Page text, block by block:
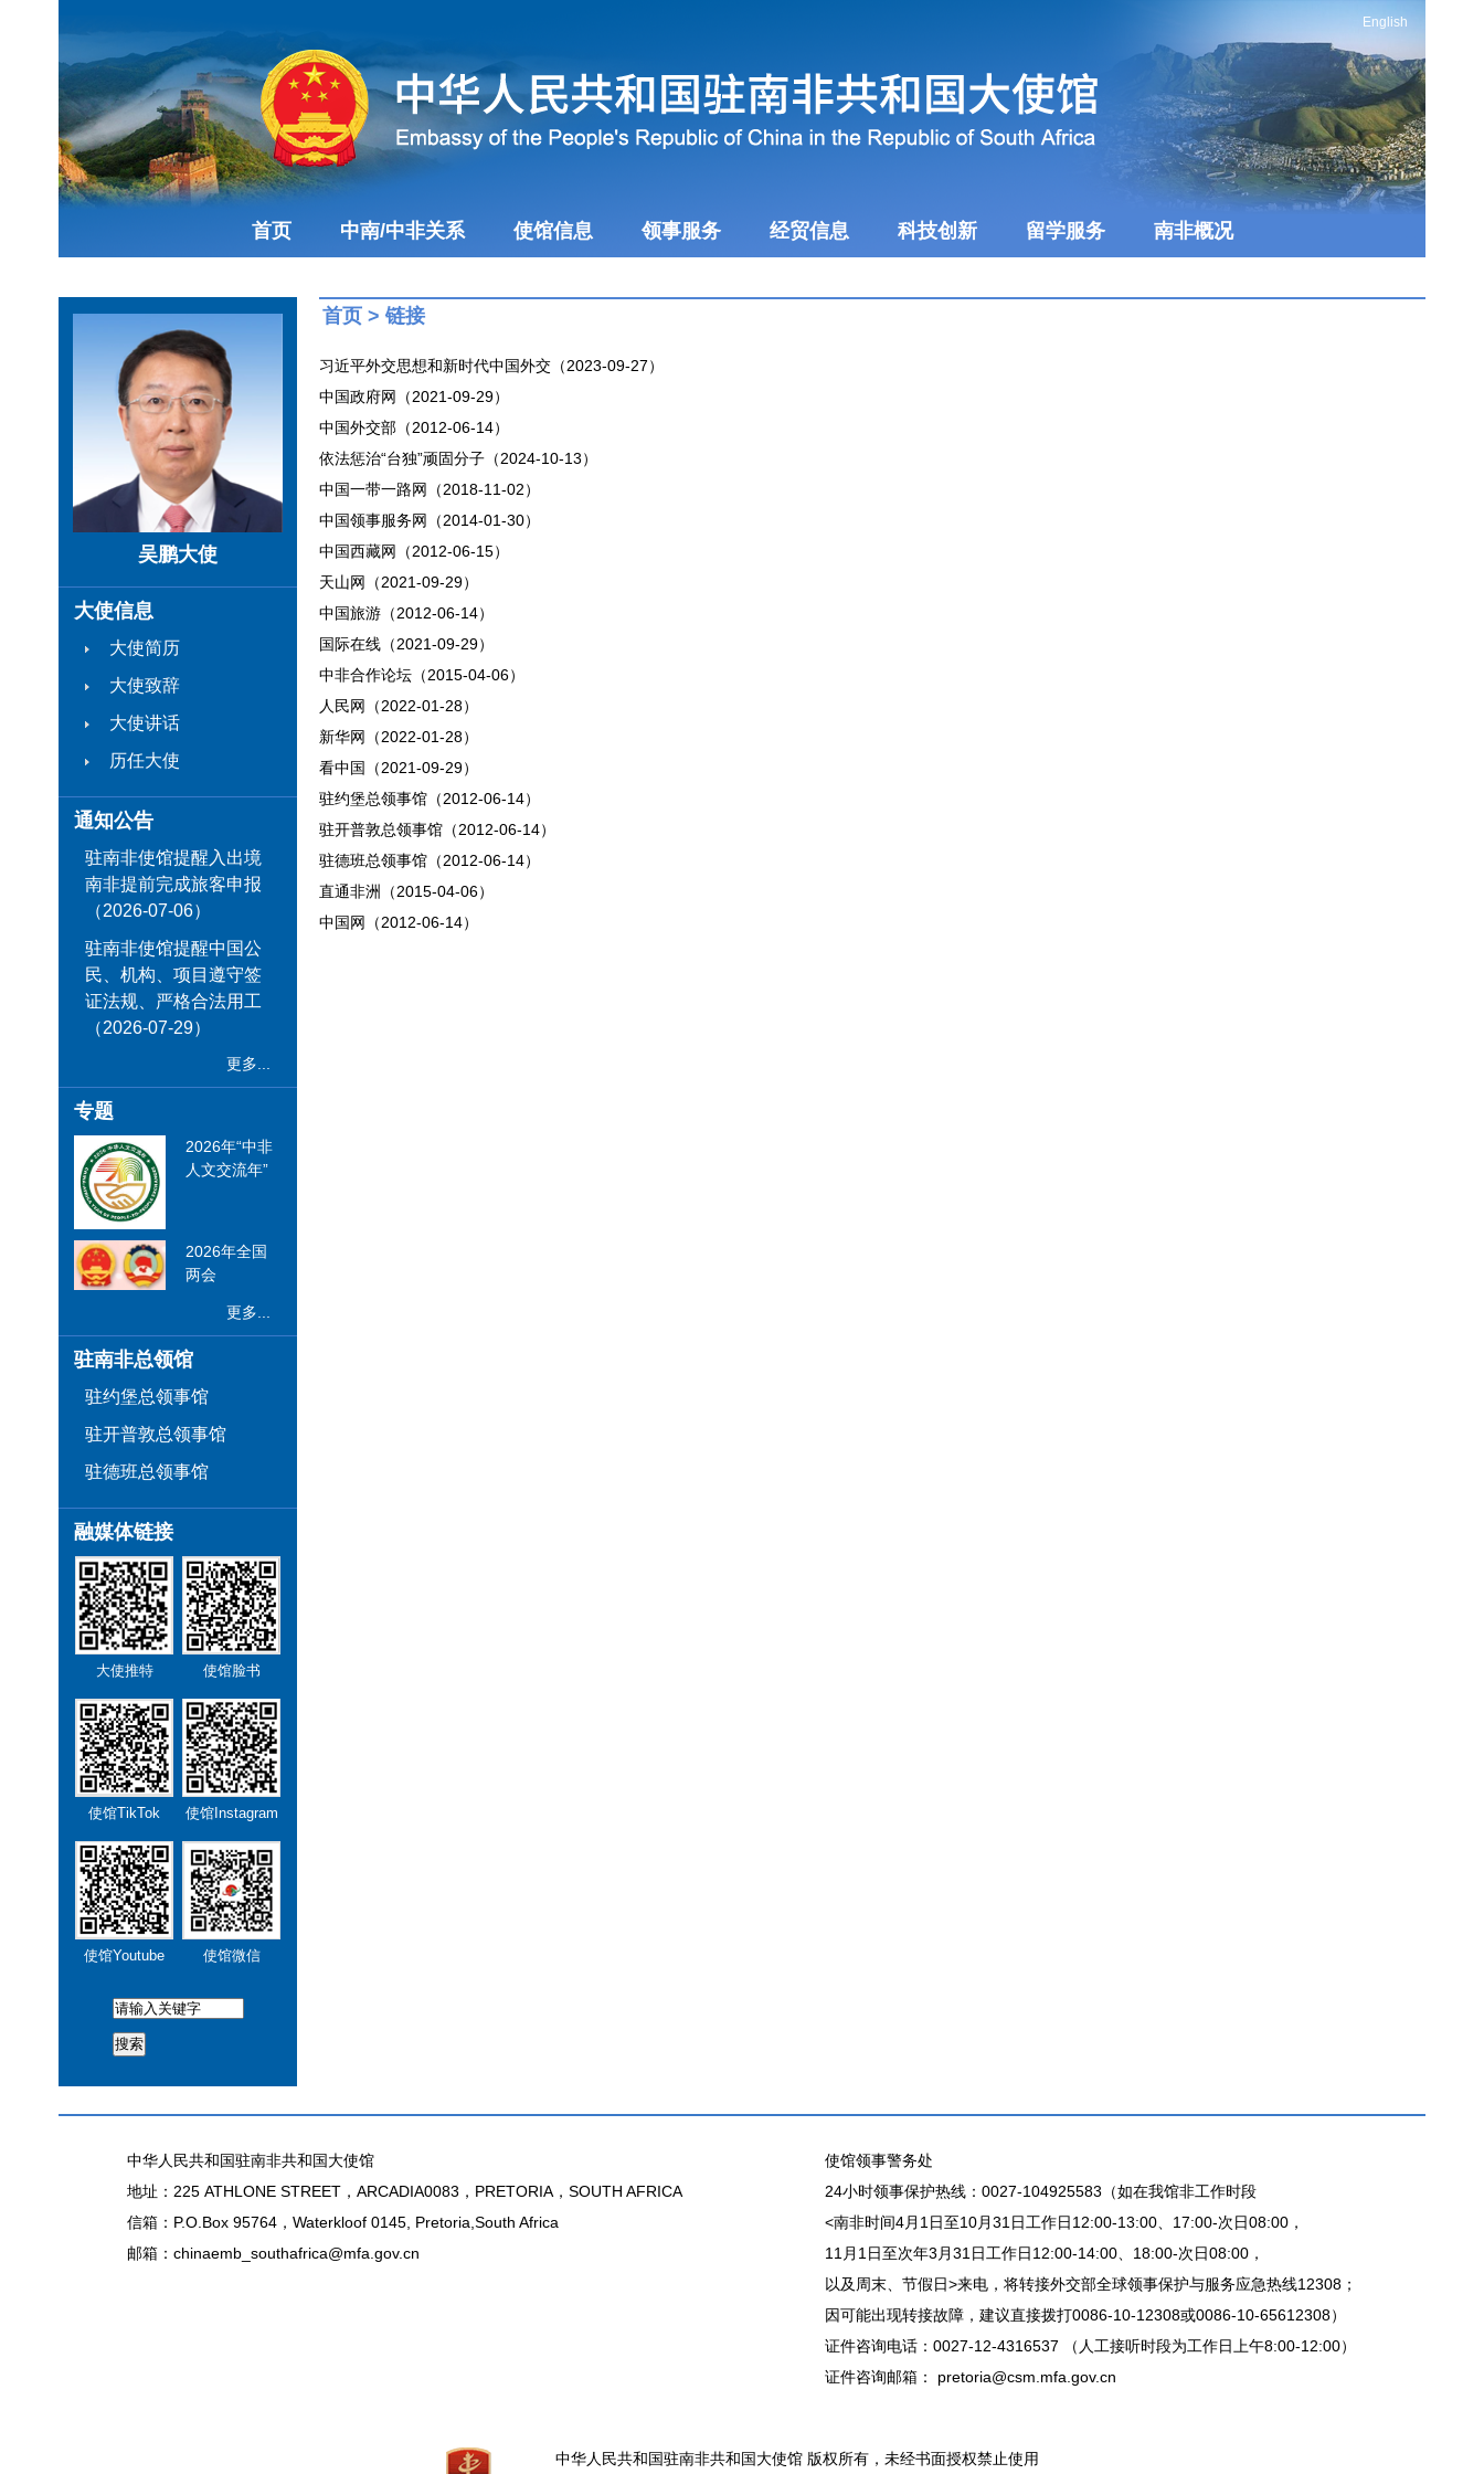
English
首页 中南/中非关系 使馆信息 领事服务 经贸信息 科技创新 留学服务 南非概况
吴鹏大使
大使信息
大使简历
大使致辞
大使讲话
历任大使
通知公告
驻南非使馆提醒入出境
南非提前完成旅客申报
（2026-07-06）
驻南非使馆提醒中国公
民、机构、项目遵守签
证法规、严格合法用工
（2026-07-29）
更多...
专题
2026年“中非
人文交流年”
2026年全国
两会
更多...
驻南非总领馆
驻约堡总领事馆
驻开普敦总领事馆
驻德班总领事馆
融媒体链接
大使推特 使馆脸书
使馆TikTok 使馆Instagram
使馆Youtube 使馆微信
搜索
首页 > 链接
习近平外交思想和新时代中国外交（2023-09-27）
中国政府网（2021-09-29）
中国外交部（2012-06-14）
依法惩治“台独”顽固分子（2024-10-13）
中国一带一路网（2018-11-02）
中国领事服务网（2014-01-30）
中国西藏网（2012-06-15）
天山网（2021-09-29）
中国旅游（2012-06-14）
国际在线（2021-09-29）
中非合作论坛（2015-04-06）
人民网（2022-01-28）
新华网（2022-01-28）
看中国（2021-09-29）
驻约堡总领事馆（2012-06-14）
驻开普敦总领事馆（2012-06-14）
驻德班总领事馆（2012-06-14）
直通非洲（2015-04-06）
中国网（2012-06-14）
中华人民共和国驻南非共和国大使馆
地址：225 ATHLONE STREET，ARCADIA0083，PRETORIA，SOUTH AFRICA
信箱：P.O.Box 95764，Waterkloof 0145, Pretoria,South Africa
邮箱：chinaemb_southafrica@mfa.gov.cn
使馆领事警务处
24小时领事保护热线：0027-104925583（如在我馆非工作时段
<南非时间4月1日至10月31日工作日12:00-13:00、17:00-次日08:00，
11月1日至次年3月31日工作日12:00-14:00、18:00-次日08:00，
以及周末、节假日>来电，将转接外交部全球领事保护与服务应急热线12308；
因可能出现转接故障，建议直接拨打0086-10-12308或0086-10-65612308）
证件咨询电话：0027-12-4316537 （人工接听时段为工作日上午8:00-12:00）
证件咨询邮箱： pretoria@csm.mfa.gov.cn
中华人民共和国驻南非共和国大使馆 版权所有，未经书面授权禁止使用